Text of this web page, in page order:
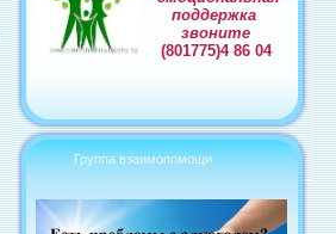
поддержка
звоните
(801775)4 86 04
Группа взаимопомощи